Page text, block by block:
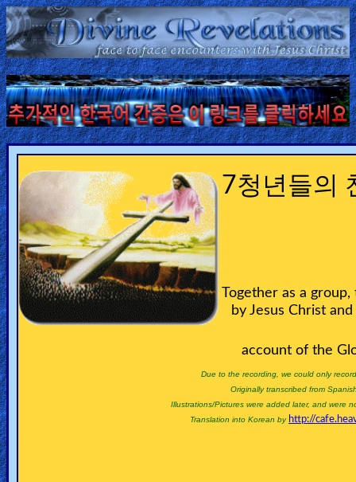
Home:
Mobile
Home: Original Style
ðŸ”
Search
Site
🎞
Christian
Netflix
7청년들의
Together as a
by Jesus Christ
account of the
Due to the recording, we could only
Originally transcribed from
Illustrations/Pictures were added later, and were
Translation into Korean by http://